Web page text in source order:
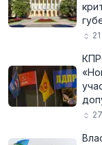
21
27